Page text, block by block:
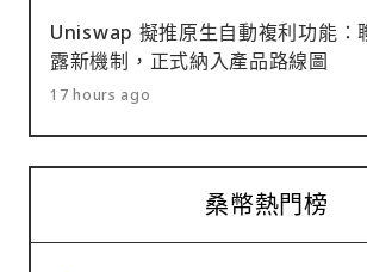
Uniswap 擬推原生自動複利功能：
露新機制，正式納入產品路線圖
17 hours ago
桑幣熱門榜